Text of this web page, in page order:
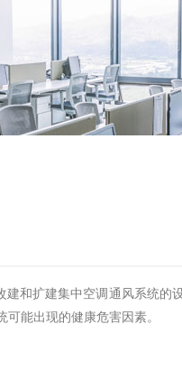
和扩建集中空调通风系统的
能出现的健康危害因素。